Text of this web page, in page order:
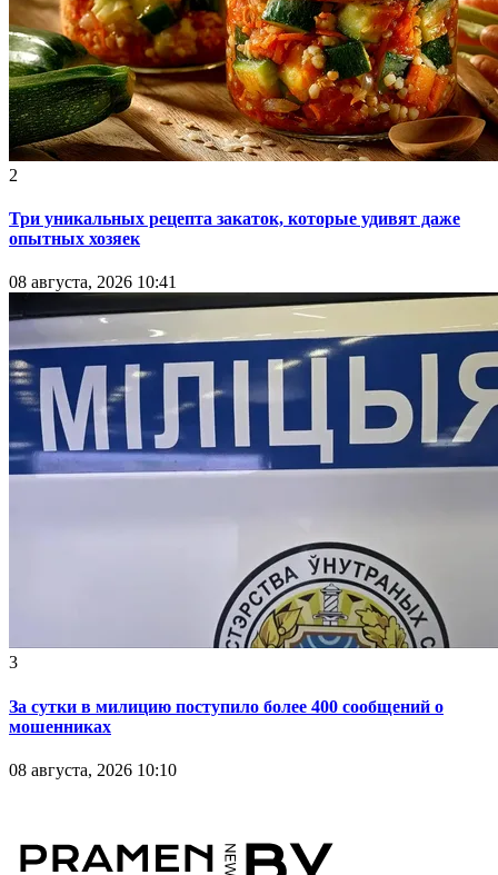
2
Три уникальных рецепта закаток, которые удивят даже
опытных хозяек
08 августа, 2026 10:41
3
За сутки в милицию поступило более 400 сообщений о
мошенниках
08 августа, 2026 10:10